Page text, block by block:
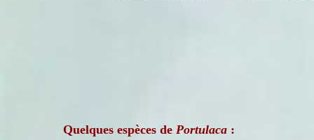
Quelques espèces de Portulaca :